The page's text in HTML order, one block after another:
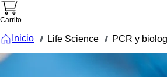
Carrito
Inicio /// Life Science /// PCR y